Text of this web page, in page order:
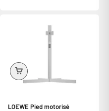
LOEWE Pied motorisé